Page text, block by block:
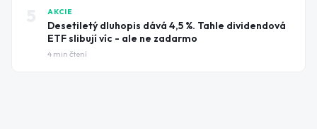
AKCIE
Desetiletý dluhopis dává 4,5 %. Tahle dividendová
ETF slibují víc - ale ne zadarmo
4 min čtení